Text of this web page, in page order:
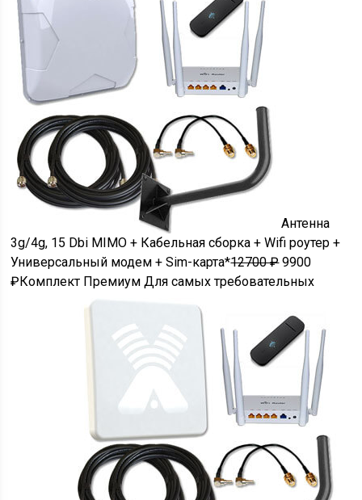
Антенна
3g/4g, 15 Dbi MIMO + Кабельная сборка + Wifi роутер +
Универсальный модем + Sim-карта*12700 ₽9900
₽Комплект Премиум Для самых требовательных